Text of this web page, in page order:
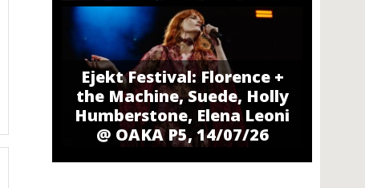
Ejekt Festival: Florence +
the Machine, Suede, Holly
Humberstone, Elena Leoni
@ ΟΑΚΑ P5, 14/07/26